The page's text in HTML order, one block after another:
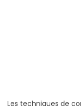
Les techniques de